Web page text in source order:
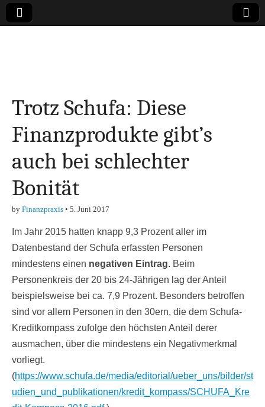
Finanzen,
Marketing-, Vertrieb-
& Investment-Tipps
Trotz Schufa: Diese
Finanzprodukte gibt’s
auch bei schlechter
Bonität
by Finanzpraxis • 5. Juni 2017
Im Jahr 2015 hatten knapp 9,3 Prozent aller im
Datenbestand der Schufa erfassten Personen
mindestens einen negativen Eintrag. Beim
Personenkreis der 20 bis 24-Jährigen lag der Anteil
beispielsweise bei ca. 7,9 Prozent. Besonders betroffen
sind vor allem Personen in den 30ern, die dem Schufa-
Kreditkompass zufolge den höchsten Anteil derer
ausmachen, über die mindestens ein Negativmerkmal
vorliegt.
(https://www.schufa.de/media/editorial/ueber_uns/bilder/st
udien_und_publikationen/kredit_kompass/SCHUFA_Kre